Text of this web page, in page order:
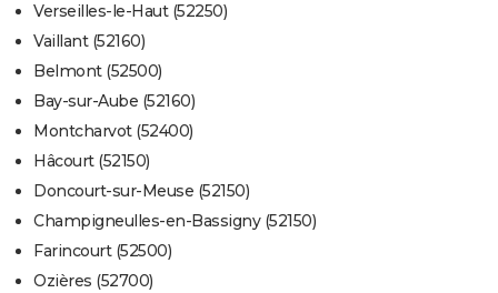
Verseilles-le-Haut (52250)
Vaillant (52160)
Belmont (52500)
Bay-sur-Aube (52160)
Montcharvot (52400)
Hâcourt (52150)
Doncourt-sur-Meuse (52150)
Champigneulles-en-Bassigny (52150)
Farincourt (52500)
Ozières (52700)